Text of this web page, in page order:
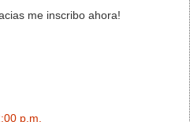
me inscribo ahora!
p.m.